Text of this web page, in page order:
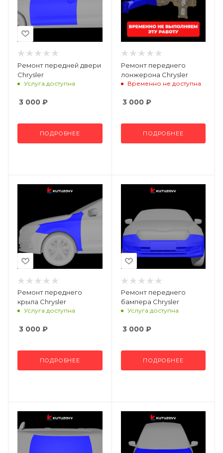
Ремонт передней двери
Chrysler
Услуга доступна
3 000 ₽
ПОДРОБНЕЕ
Ремонт переднего
лонжерона Chrysler
Временно не доступна
3 000₽
ПОДРОБНЕЕ
Ремонт переднего
крыла Chrysler
Услуга доступна
3 000 ₽
ПОДРОБНЕЕ
Ремонт переднего
бампера Chrysler
Услуга доступна
3 000₽
ПОДРОБНЕЕ